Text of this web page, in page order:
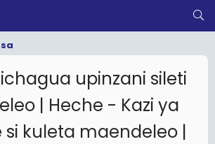
upinzani sileti
| Heche - Kazi ya
kuleta maendeleo |